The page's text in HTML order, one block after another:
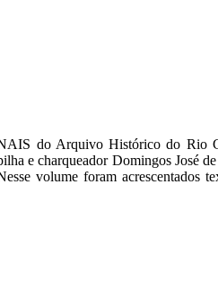
do Arquivo Histórico do Rio
e charqueador Domingos José
volume foram acrescentados